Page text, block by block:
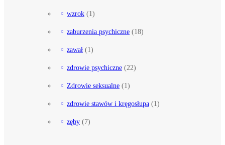
wzrok (1)
zaburzenia psychiczne (18)
zawał (1)
zdrowie psychiczne (22)
Zdrowie seksualne (1)
zdrowie stawów i kręgosłupa (1)
zęby (7)